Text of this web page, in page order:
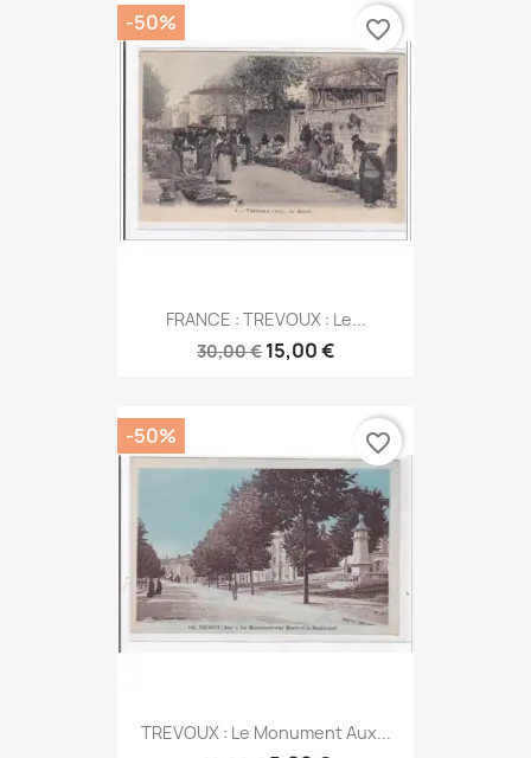
FRANCE : TREVOUX : Le...
30,00 € 15,00 €
-50% favorite_border
TREVOUX : Le Monument Aux...
-50% favorite_border